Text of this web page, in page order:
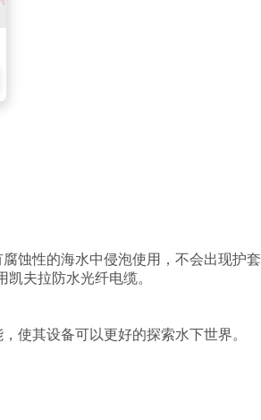
蚀性的海水中侵泡使用，不会出现护
凯夫拉防水光纤电缆。
使其设备可以更好的探索水下世界。